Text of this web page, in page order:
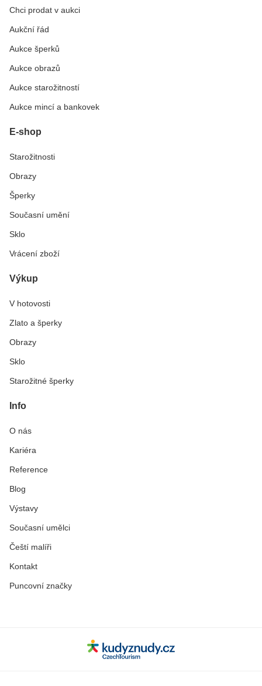
Chci prodat v aukci
Aukční řád
Aukce šperků
Aukce obrazů
Aukce starožitností
Aukce mincí a bankovek
E-shop
Starožitnosti
Obrazy
Šperky
Současní umění
Sklo
Vrácení zboží
Výkup
V hotovosti
Zlato a šperky
Obrazy
Sklo
Starožitné šperky
Info
O nás
Kariéra
Reference
Blog
Výstavy
Současní umělci
Čeští malíři
Kontakt
Puncovní značky